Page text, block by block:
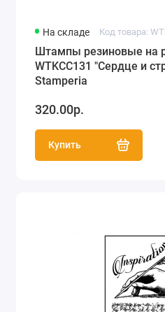
На складе Код товара:
Штампы резиновые на
WTKCC131 "Сердце и
Stamperia
320.00р.
Купить